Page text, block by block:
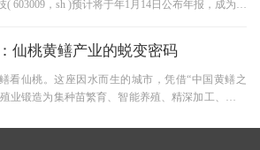
( 603009，sh )预计将于年1月14日公布年报，成为两
仙桃黄鳝产业的蜕变密码
看仙桃。这座因水而生的城市，凭借“中国黄鳝之
业锻造为集种苗繁育、智能养殖、精深加工、跨境